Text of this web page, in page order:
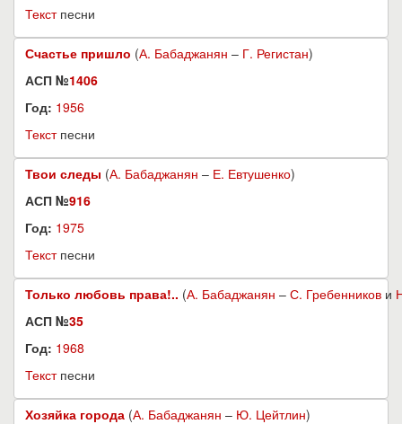
Текстпесни
Счастье пришло (А. Бабаджанян – Г. Регистан)
АСП №1406
Год: 1956
Текстпесни
Твои следы (А. Бабаджанян – Е. Евтушенко)
АСП №916
Год: 1975
Текстпесни
Только любовь права!.. (А. Бабаджанян – С. Гребенников и
АСП №35
Год: 1968
Текстпесни
Хозяйка города (А. Бабаджанян – Ю. Цейтлин)